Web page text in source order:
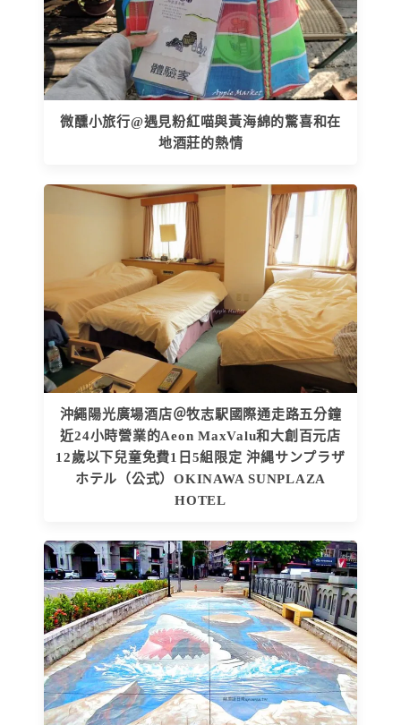
微醺小旅行@遇見粉紅喵與黃海綿的驚喜和在
地酒莊的熱情
沖繩陽光廣場酒店＠牧志駅國際通走路五分鐘
近24小時營業的Aeon MaxValu和大創百元店
12歲以下兒童免費1日5組限定 沖縄サンプラザ
ホテル（公式）OKINAWA SUNPLAZA
HOTEL